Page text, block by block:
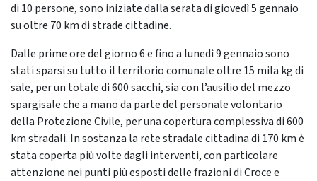
di 10 persone, sono iniziate dalla serata di giovedì 5 gennaio
su oltre 70 km di strade cittadine.
Dalle prime ore del giorno 6 e fino a lunedì 9 gennaio sono
stati sparsi su tutto il territorio comunale oltre 15 mila kg di
sale, per un totale di 600 sacchi, sia con l’ausilio del mezzo
spargisale che a mano da parte del personale volontario
della Protezione Civile, per una copertura complessiva di 600
km stradali. In sostanza la rete stradale cittadina di 170 km è
stata coperta più volte dagli interventi, con particolare
attenzione nei punti più esposti delle frazioni di Croce e